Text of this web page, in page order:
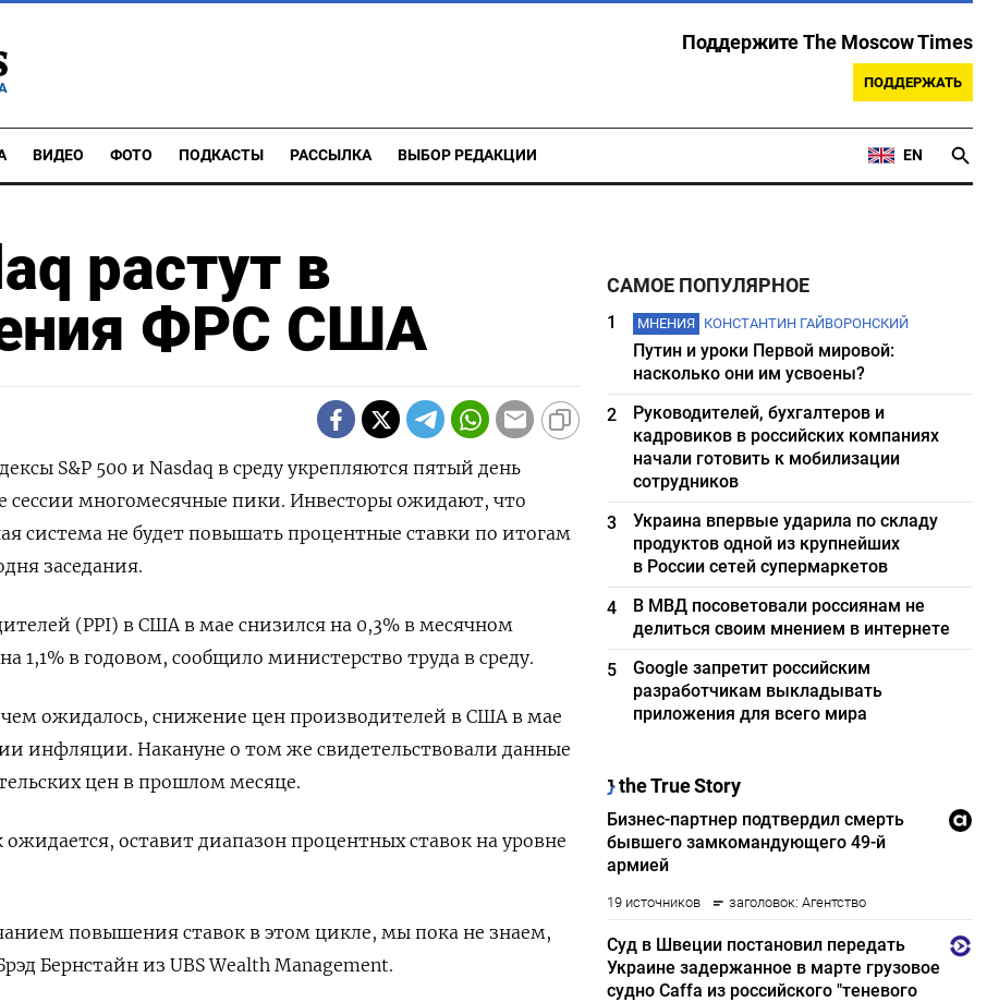
Поддержите The Moscow Times
ПОДДЕРЖАТЬ
ВИДЕО ФОТО ПОДКАСТЫ РАССЫЛКА ВЫБОР РЕДАКЦИИ EN
растут в
ФРС США
S&P 500 и Nasdaq в среду укрепляются пятый день
сессии многомесячные пики. Инвесторы ожидают, что
система не будет повышать процентные ставки по итогам
заседания.
(PPI) в США в мае снизился на 0,3% в месячном
1,1% в годовом, сообщило министерство труда в среду.
чем ожидалось, снижение цен производителей в США в мае
инфляции. Накануне о том же свидетельствовали данные
цен в прошлом месяце.
оставит диапазон процентных ставок на уровне
повышения ставок в этом цикле, мы пока не знаем,
Бернстайн из UBS Wealth Management.
САМОЕ ПОПУЛЯРНОЕ
1 МНЕНИЯ КОНСТАНТИН ГАЙВОРОНСКИЙ
Путин и уроки Первой мировой:
насколько они им усвоены?
2
Руководителей, бухгалтеров и
кадровиков в российских компаниях
начали готовить к мобилизации
сотрудников
3
Украина впервые ударила по складу
продуктов одной из крупнейших
в России сетей супермаркетов
4
В МВД посоветовали россиянам не
делиться своим мнением в интернете
5
Google запретит российским
разработчикам выкладывать
приложения для всего мира